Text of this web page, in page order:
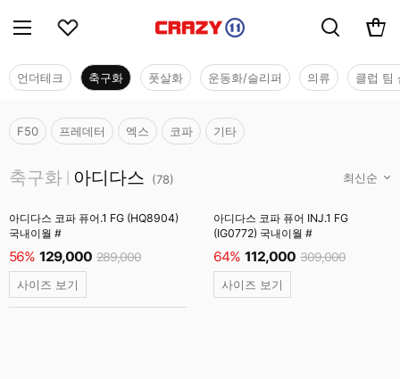
언더테크 축구화 풋살화 운동화/슬리퍼 의류 클럽 팀
F50 프레데터 엑스 코파 기타
축구화 아디다스 (78)
아디다스 코파 퓨어.1 FG (HQ8904)
국내이월 #
56% 129,000 289,000
사이즈 보기
아디다스 코파 퓨어 INJ.1 FG
(IG0772) 국내이월 #
64% 112,000 309,000
사이즈 보기